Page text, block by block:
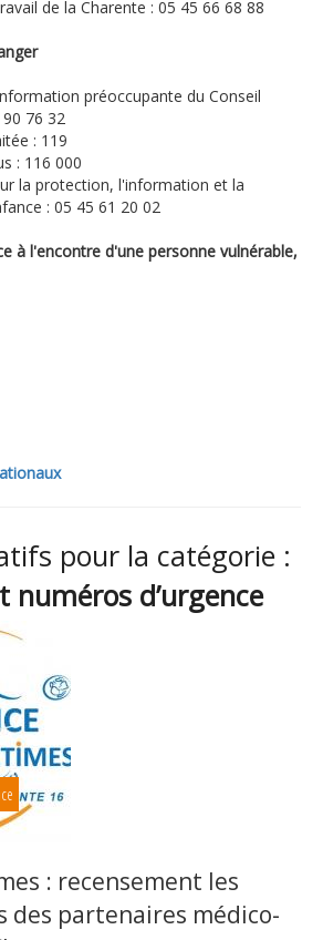
de la Charente : 05 45 66 68 88
préoccupante du Conseil
76 32
: 119
: 116 000
la protection, l'information et la
: 05 45 61 20 02
à l'encontre d'une personne vulnérable,
pour la catégorie :
numéros d’urgence
: recensement les
des partenaires médico-